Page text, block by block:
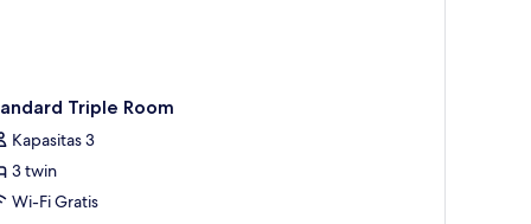
Triple Room
Kapasitas 3
3 twin
Wi-Fi Gratis